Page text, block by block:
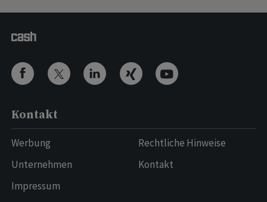
Kontakt
Werbung
Unternehmen
Impressum
Rechtliche Hinweise
Kontakt